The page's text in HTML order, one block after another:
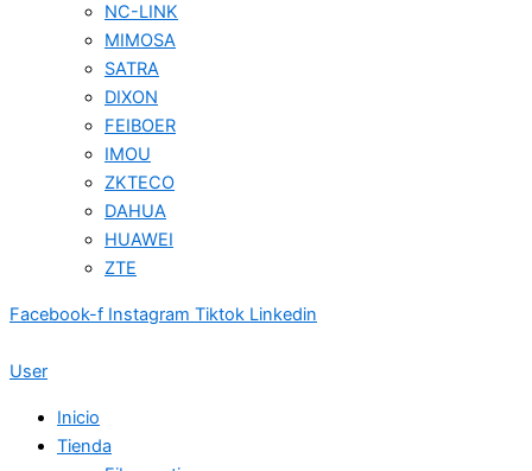
NC-LINK
MIMOSA
SATRA
DIXON
FEIBOER
IMOU
ZKTECO
DAHUA
HUAWEI
ZTE
Facebook-f Instagram Tiktok Linkedin
User
Inicio
Tienda